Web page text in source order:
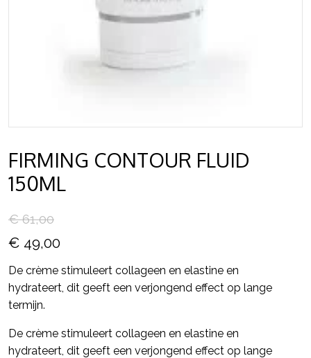
FIRMING CONTOUR FLUID
150ML
€ 61,00
€ 49,00
De crème stimuleert collageen en elastine en
hydrateert, dit geeft een verjongend effect op lange
termijn.
De crème stimuleert collageen en elastine en
hydrateert, dit geeft een verjongend effect op lange